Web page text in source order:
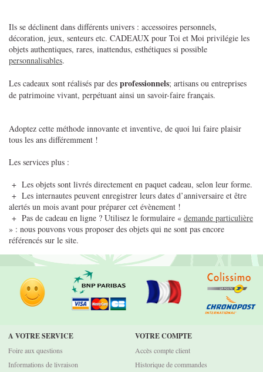
Ils se déclinent dans différents univers : accessoires personnels,
décoration, jeux, senteurs etc. CADEAUX pour Toi et Moi privilégie les
objets authentiques, rares, inattendus, esthétiques si possible
personnalisables.
Les cadeaux sont réalisés par des professionnels; artisans ou entreprises
de patrimoine vivant, perpétuant ainsi un savoir-faire français.
Adoptez cette méthode innovante et inventive, de quoi lui faire plaisir
tous les ans différemment !
Les services plus :
+ Les objets sont livrés directement en paquet cadeau, selon leur forme.
+ Les internautes peuvent enregistrer leurs dates d’anniversaire et être
alertés un mois avant pour préparer cet évènement !
+ Pas de cadeau en ligne ? Utilisez le formulaire « demande particulière
» : nous pouvons vous proposer des objets qui ne sont pas encore
référencés sur le site.
A VOTRE SERVICE
Foire aux questions
Informations de livraison
VOTRE COMPTE
Accès compte client
Historique de commandes